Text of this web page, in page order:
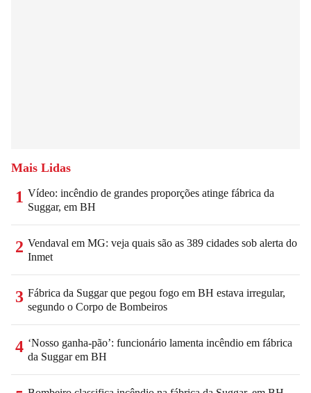
Mais Lidas
1 Vídeo: incêndio de grandes proporções atinge fábrica da
Suggar, em BH
2 Vendaval em MG: veja quais são as 389 cidades sob alerta do
Inmet
3 Fábrica da Suggar que pegou fogo em BH estava irregular,
segundo o Corpo de Bombeiros
4 ‘Nosso ganha-pão’: funcionário lamenta incêndio em fábrica
da Suggar em BH